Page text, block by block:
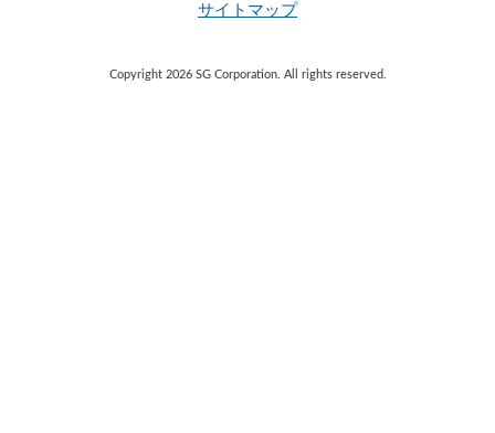
サイトマップ
Copyright 2026 SG Corporation. All rights reserved.